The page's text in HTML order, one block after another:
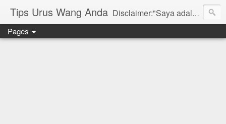
Tips Urus Wang Anda Disclaimer:"Saya adalah seorang agent di bawah agensi yang mewakili Syarikat PruBSN Takaful Bhd. Maklumat di dlm blog ini hanyalah penerangan ringkas dan berdasarkan pendapat peribadi saya dan bukan sebahagian daripada sijil. Saya dan syarikat PruBSN tidak akan bertanggungjawab sekiranya terdapat salah faham dalam apa yang disampaikan. Anda dinasihatkan untuk berjumpa terus dgn wakil sah utk mendapatkan penerangan yang lebih terperinci. Sila layari web rasmi di www.prubsn.com.my"
Pages